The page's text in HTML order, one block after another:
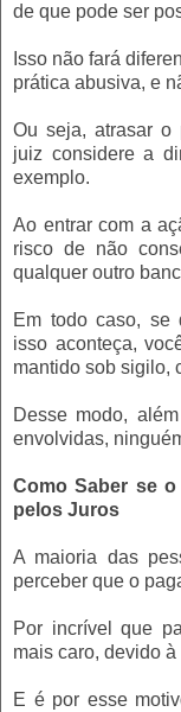
de que pode ser
Isso não fará
prática abusiva, e
Ou seja, atrasar o
juiz considere a
exemplo.
Ao entrar com a
risco de não
qualquer outro
Em todo caso, se
isso aconteça,
mantido sob sigilo,
Desse modo,
envolvidas,
Como Saber se
pelos Juros
A maioria das
perceber que o
Por incrível que
mais caro, devido
E é por esse